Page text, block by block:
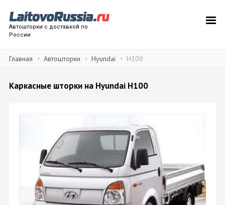
Автошторки с доставкой по
России
Главная Автошторки Hyundai H100
Каркасные шторки на Hyundai H100